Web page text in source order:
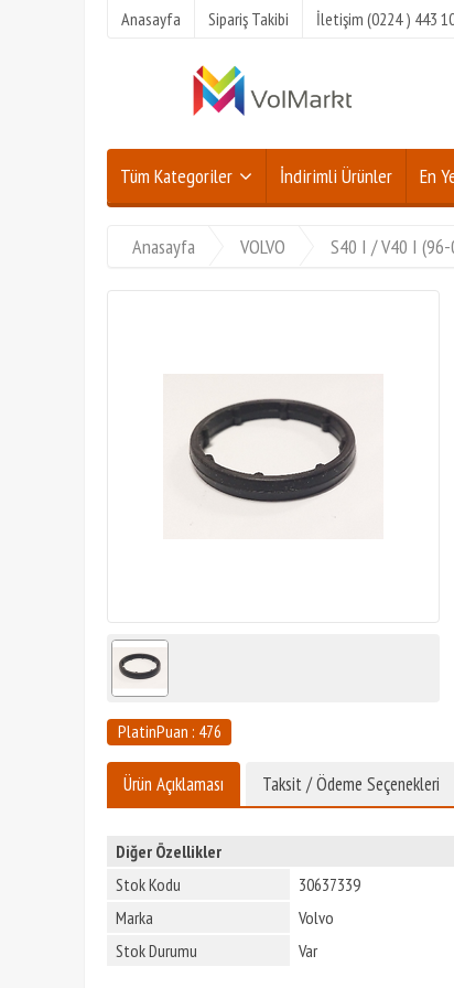
Anasayfa Sipariş Takibi İletişim (0224 ) 443
Tüm Kategoriler İndirimli Ürünler En
Anasayfa VOLVO S40 I / V40 I
PlatinPuan : 476
Ürün Açıklaması Taksit / Ödeme Seçenekleri
Diğer Özellikler
Stok Kodu
30637339
Marka
Volvo
Stok Durumu
Var